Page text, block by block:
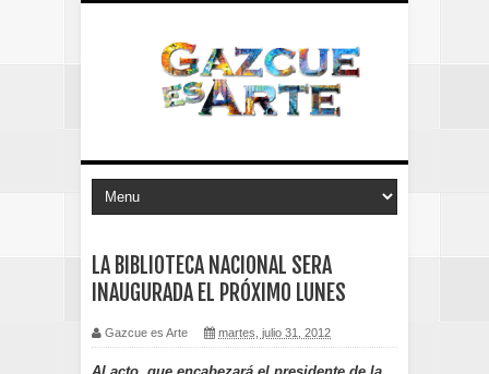
LA BIBLIOTECA NACIONAL SERA
INAUGURADA EL PRÓXIMO LUNES
Gazcue es Arte martes, julio 31, 2012